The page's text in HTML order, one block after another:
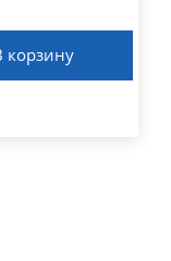
корзину